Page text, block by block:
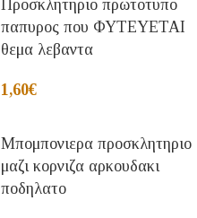
Προσκλητηριο πρωτοτυπο
παπυρος που ΦΥΤΕΥΕΤΑΙ
θεμα λεβαντα
1,60€
Μπομπονιερα προσκλητηριο
μαζι κορνιζα αρκουδακι
ποδηλατο